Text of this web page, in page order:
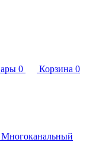
0 Корзина 0
Многоканальный